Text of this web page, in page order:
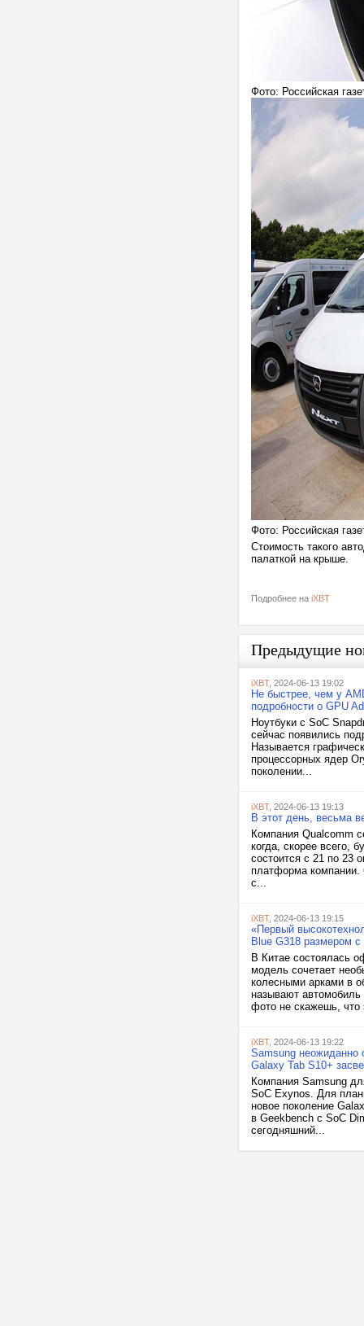
Фото: Российская
Фото: Российская
Стоимость такого
палаткой на крыше.
Подробнее на iXBT
Предыдущие
iXBT, 2024-06-13 19:02
Не быстрее, чем у
подробности о GPU
Ноутбуки с SoC
сейчас появились
Называется
процессорных ядер
поколении...
iXBT, 2024-06-13 19:13
В этот день, весьма
Компания Qualcomm
когда, скорее всего,
состоится с 21 по 23
платформа компании.
с...
iXBT, 2024-06-13 19:15
«Первый
Blue G318 размером
В Китае состоялась
модель сочетает
колесными арками в
называют
фото не скажешь, что
iXBT, 2024-06-13 19:22
Samsung неожиданно
Galaxy Tab S10+
Компания Samsung
SoC Exynos. Для
новое поколение
в Geekbench с SoC
сегодняшний...